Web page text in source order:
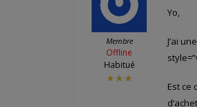
Membre
Offline
Habitué
★★★
Yo,
J’ai
Est ce